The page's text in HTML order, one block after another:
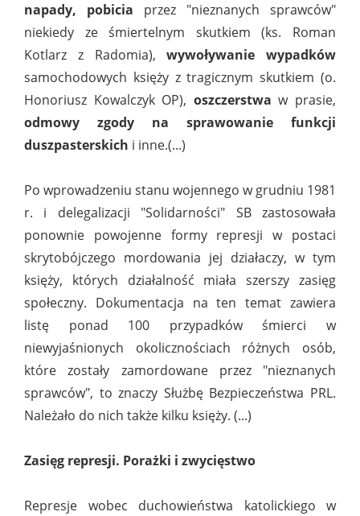
napady, pobicia przez "nieznanych sprawców"
niekiedy ze śmiertelnym skutkiem (ks. Roman
Kotlarz z Radomia),wywoływanie wypadków
samochodowych księży z tragicznym skutkiem (o.
Honoriusz Kowalczyk OP), oszczerstwaw prasie,
odmowy zgody na sprawowanie funkcji
duszpasterskich i inne.(...)
Po wprowadzeniu stanu wojennego w grudniu 1981
r. i delegalizacji "Solidarności" SB zastosowała
ponownie powojenne formy represji w postaci
skrytobójczego mordowania jej działaczy, w tym
księży, których działalność miała szerszy zasięg
społeczny. Dokumentacja na ten temat zawiera
listę ponad 100 przypadków śmierci w
niewyjaśnionych okolicznościach różnych osób,
które zostały zamordowane przez "nieznanych
sprawców", to znaczy Służbę Bezpieczeństwa PRL.
Należało do nich także kilku księży. (...)
Zasięg represji. Porażki i zwycięstwo
Represje wobec duchowieństwa katolickiego w